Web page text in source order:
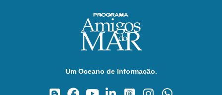
Um Oceano de Informação.